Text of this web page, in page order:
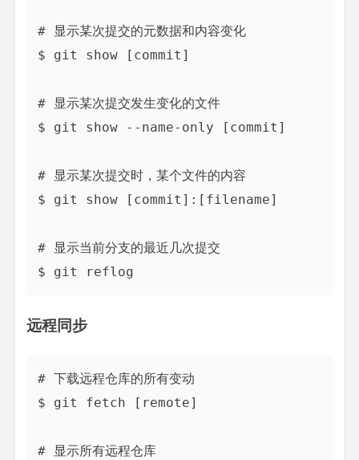
# 显示某次提交的元数据和内容变化
$ git show [commit]
# 显示某次提交发生变化的文件
$ git show --name-only [commit]
# 显示某次提交时，某个文件的内容
$ git show [commit]:[filename]
# 显示当前分支的最近几次提交
远程同步
# 下载远程仓库的所有变动
$ git fetch [remote]
# 显示所有远程仓库